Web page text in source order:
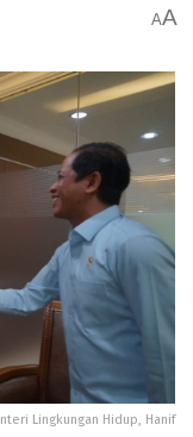
AA
Lingkungan Hidup, Hanif